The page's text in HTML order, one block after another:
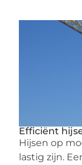
Efficiënt
Hijsen op
lastig zijn.